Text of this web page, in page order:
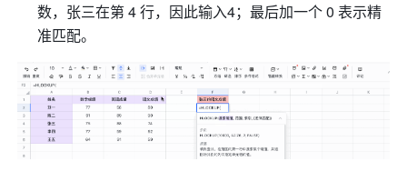
数，张三在第 4 行，因此输入4；最后加一个 0 表示精
准匹配。